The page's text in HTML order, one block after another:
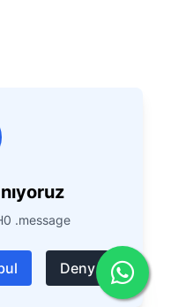
.message
Deny
Tüm Hakları Saklıdır